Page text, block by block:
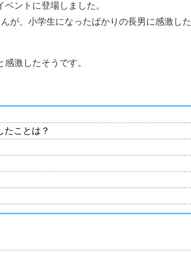
ントに登場しました。
が、小学生になったばかりの長男に感激した
感激したそうです。
たことは？